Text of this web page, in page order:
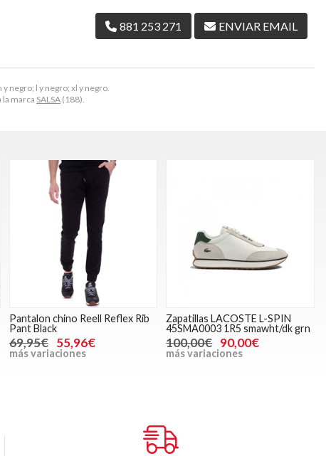
negro; l y negro; xl y negro.
la marca SALSA (188).
881 253 271 ENVIAR EMAIL
Pantalon chino Reell Reflex Rib
Pant Black
69,95€ 55,96€
más variaciones
Zapatillas LACOSTE L-SPIN
45SMA0003 1R5 smawht/dk grn
100,00€ 90,00€
más variaciones